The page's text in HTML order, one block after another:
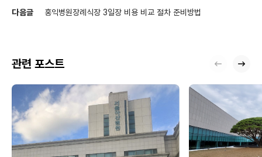
다음글 홍익병원장례식장 3일장 비용 비교 절차 준비방법
관련 포스트